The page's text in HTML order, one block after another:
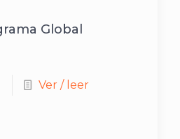
Global
Ver / leer